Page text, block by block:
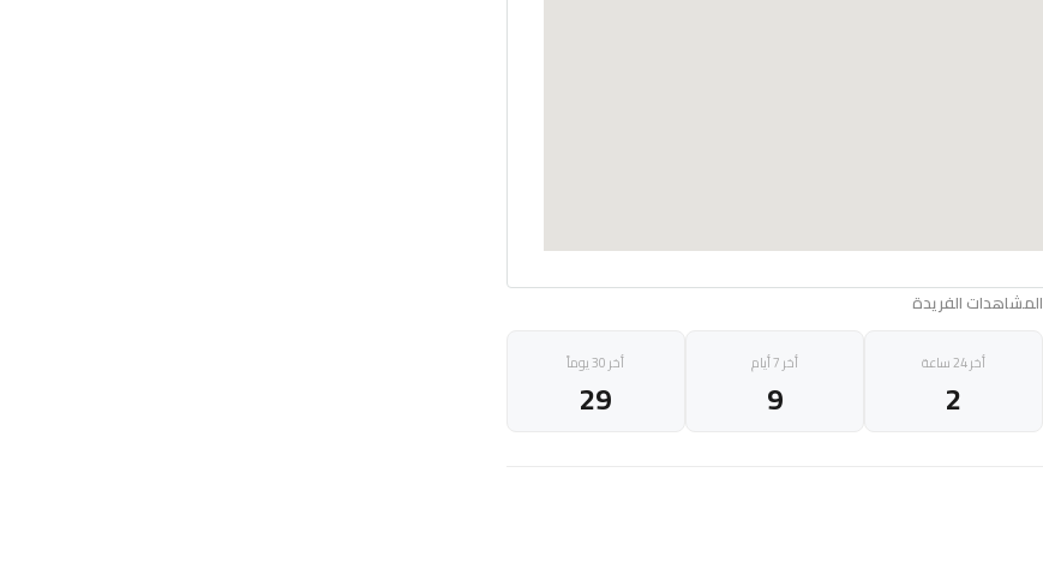
المشاهدات الفريدة
أخر 24 ساعة
2
أخر 7 أيام
9
أخر 30 يوماً
29